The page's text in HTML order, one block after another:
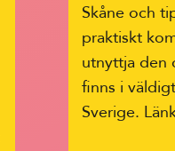
Skåne och
praktiskt
utnyttja den
finns i
Sverige.